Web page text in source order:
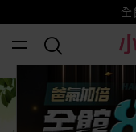
賺美
小三美日x全
全